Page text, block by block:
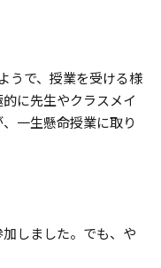
うで、授業を受ける様
に先生やクラスメイ
一生懸命授業に取り
しました。でも、や